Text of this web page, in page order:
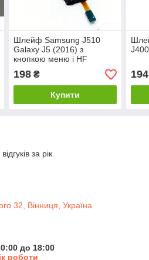
Шлейф Samsung J510
Galaxy J5 (2016) з
кнопкою меню і HF
конектор
198₴
Купити
194
за рік
32, Вінниця, Україна
до 18:00
роботи